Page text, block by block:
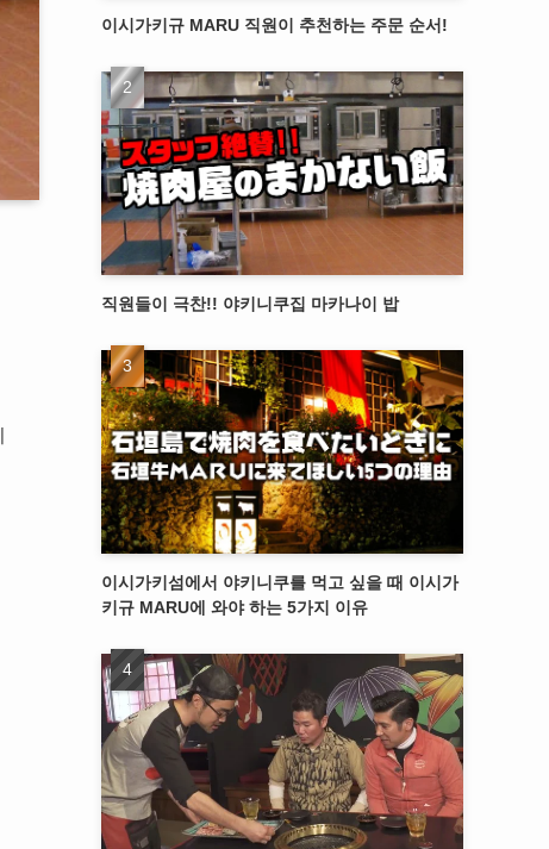
이시가키규 MARU 직원이 추천하는 주문 순서!
직원들이 극찬!! 야키니쿠집 마카나이 밥
이시가키섬에서 야키니쿠를 먹고 싶을 때 이시가
키규 MARU에 와야 하는 5가지 이유